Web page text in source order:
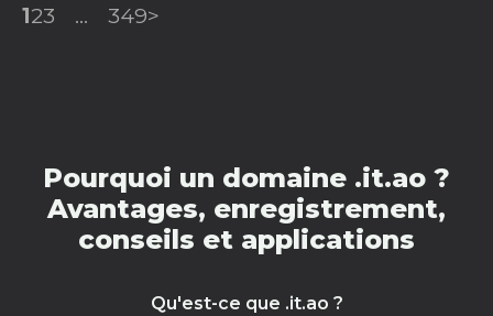
123 ... 349>
Pourquoi un domaine .it.ao ?
Avantages, enregistrement,
conseils et applications
Qu'est-ce que .it.ao ?